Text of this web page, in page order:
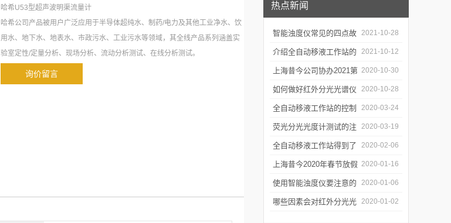
热点新闻
智能浊度仪常见的四点故
障
2021-10-28
介绍全自动移液工作站的
三种移液方式
2021-10-12
上海昔今公司协办2021第
二届上海沪助科研圈发展
年会
2020-10-30
如何做好红外分光光谱仪
的防潮工作
2020-10-28
全自动移液工作站的控制
软件有哪些特点
2020-03-24
荧光分光光度计测试的注
意事项有哪些
2020-03-19
全自动移液工作站得到了
广泛的应用
2020-02-06
上海昔今2020年春节放假
通知
2020-01-16
使用智能浊度仪要注意的
几个要点
2020-01-06
哪些因素会对红外分光光 2020-01-02
哈希U53型超声波明渠流量计
哈希公司产品被用户广泛应用于半导体超纯水、制药/电力及其他工业净水、饮
用水、地下水、地表水、市政污水、工业污水等领域，其全线产品系列涵盖实
验室定性/定量分析、现场分析、流动分析测试、在线分析测试。
询价留言